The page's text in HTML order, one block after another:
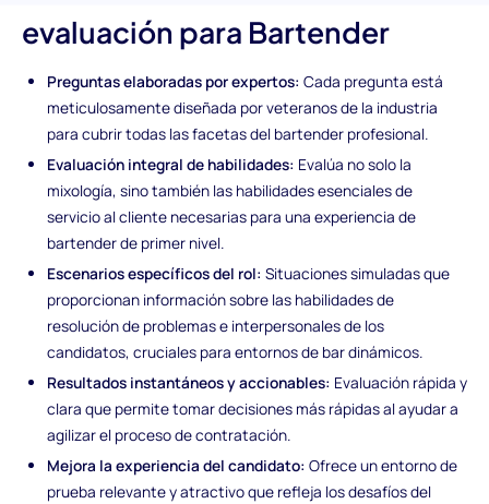
evaluación para Bartender
Preguntas elaboradas por expertos: Cada pregunta está
meticulosamente diseñada por veteranos de la industria
para cubrir todas las facetas del bartender profesional.
Evaluación integral de habilidades: Evalúa no solo la
mixología, sino también las habilidades esenciales de
servicio al cliente necesarias para una experiencia de
bartender de primer nivel.
Escenarios específicos del rol: Situaciones simuladas que
proporcionan información sobre las habilidades de
resolución de problemas e interpersonales de los
candidatos, cruciales para entornos de bar dinámicos.
Resultados instantáneos y accionables: Evaluación rápida y
clara que permite tomar decisiones más rápidas al ayudar a
agilizar el proceso de contratación.
Mejora la experiencia del candidato: Ofrece un entorno de
prueba relevante y atractivo que refleja los desafíos del